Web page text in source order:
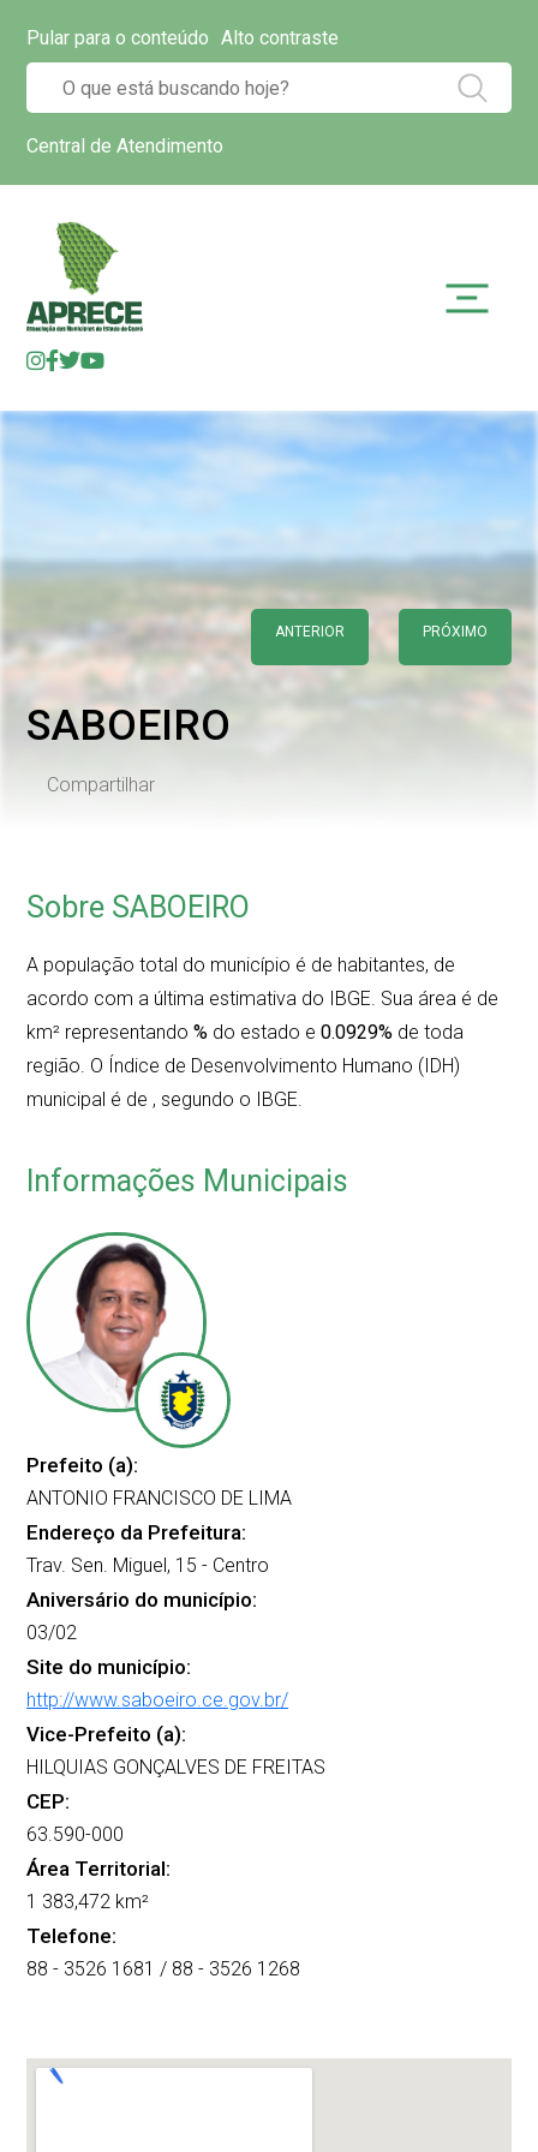
Pular para o conteúdo Alto contraste
Central de Atendimento
ANTERIOR PRÓXIMO
SABOEIRO
Compartilhar
Sobre SABOEIRO
A população total do município é de habitantes, de
acordo com a última estimativa do IBGE. Sua área é de
km² representando % do estado e 0.0929% de toda
região. O Índice de Desenvolvimento Humano (IDH)
municipal é de , segundo o IBGE.
Informações Municipais
Prefeito (a):
ANTONIO FRANCISCO DE LIMA
Endereço da Prefeitura:
Trav. Sen. Miguel, 15 - Centro
Aniversário do município:
03/02
Site do município:
http://www.saboeiro.ce.gov.br/
Vice-Prefeito (a):
HILQUIAS GONÇALVES DE FREITAS
CEP:
63.590-000
Área Territorial:
1 383,472 km²
Telefone:
88 - 3526 1681 / 88 - 3526 1268